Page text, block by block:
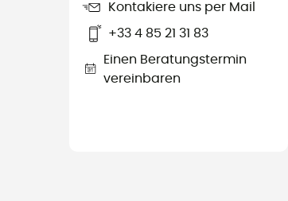
Kontakiere uns per Mail
+33 4 85 21 31 83
Einen Beratungstermin
vereinbaren